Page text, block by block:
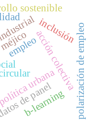
urbana
acción colectiva
empleo polarización de empleo
sostenible
de panel
inclusión
b-learning